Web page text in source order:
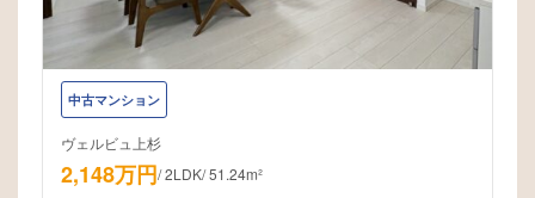
中古マンション
ヴェルビュ上杉
2,148万円/2LDK/51.24m²